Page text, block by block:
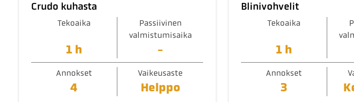
Crudo kuhasta
Tekoaika
1 h
Passiivinen
valmistumisaika
-
Annokset
4
Vaikeusaste
Helppo
Blinivohvelit
Tekoaika
1 h
Annokset
3